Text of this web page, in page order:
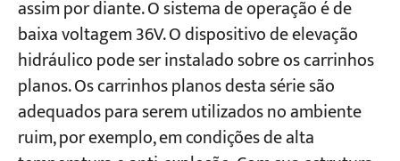
assim por diante. O sistema de operação é de
baixa voltagem 36V. O dispositivo de elevação
hidráulico pode ser instalado sobre os carrinhos
planos. Os carrinhos planos desta série são
adequados para serem utilizados no ambiente
ruim, por exemplo, em condições de alta